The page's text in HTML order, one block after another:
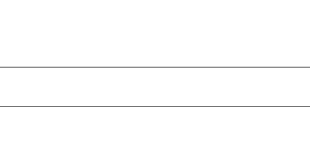
верхнем углу.
к оформлению".
доставки и оплаты, далее нажмите "подтвердить